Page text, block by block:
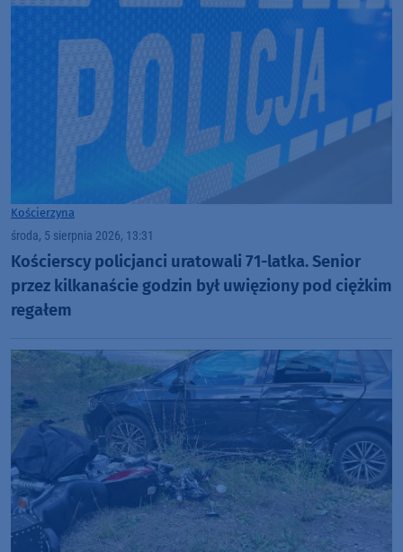
Kościerzyna
środa, 5 sierpnia 2026, 13:31
Kościerscy policjanci uratowali 71-latka. Senior
przez kilkanaście godzin był uwięziony pod ciężkim
regałem